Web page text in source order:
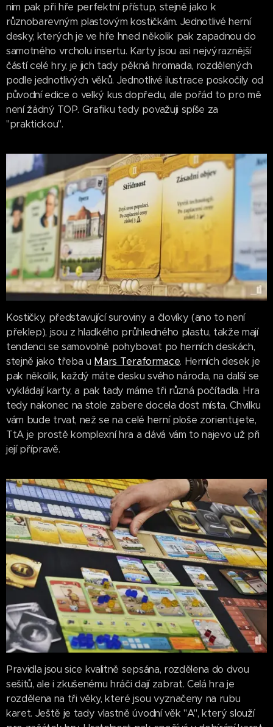
nim pak při hře perfektní přístup, stejně jako k
různobarevným plastovým kostičkám. Jednotlivé herní
desky, kterých je ve hře hned několik pak zapadnou do
samotného vrcholu insertu. Karty jsou asi nejvýraznější
částí celé hry, je jich tady pěkná hromada, rozdělených
podle jednotlivých věků. Jednotlivé ilustrace poskočily od
původní edice o velký kus dopředu, ale pořád to pro mě
není žádný TOP. Grafiku tedy považuji spíše za
"praktickou".
Kostičky, představující suroviny a človíky (ano to není
překlep), jsou z hladkého průhledného plastu, takže mají
tendenci se samovolně pohybovat po herních deskách,
stejně jako třeba u Mars Teraformace. Herních desek je
pak několik, každý máte desku svého národa, na další se
vykládají karty, a pak tady máme tři různá počítadla. Hra
tedy nakonec na stole zabere docela dost místa. Chvilku
vám bude trvat, než se na celé herní ploše zorientujete,
TtA je prostě komplexní hra a dává vám to najevo už při
její přípravě.
Pravidla jsou sice kvalitně sepsána, rozdělena do dvou
sešitů, ale i zkušenému hráči dají zabrat. Celá hra je
rozdělena na tři věky, které jsou vyznačeny na rubu
karet. Ještě je tady vlastně úvodní věk "A", který slouží